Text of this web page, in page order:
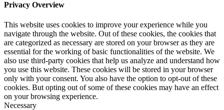
Privacy Overview
This website uses cookies to improve your experience while you
navigate through the website. Out of these cookies, the cookies that
are categorized as necessary are stored on your browser as they are
essential for the working of basic functionalities of the website. We
also use third-party cookies that help us analyze and understand how
you use this website. These cookies will be stored in your browser
only with your consent. You also have the option to opt-out of these
cookies. But opting out of some of these cookies may have an effect
on your browsing experience.
Necessary